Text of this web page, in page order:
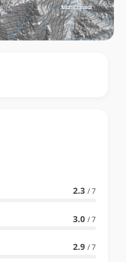
2.3 / 7
3.0 / 7
2.9 / 7